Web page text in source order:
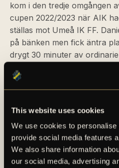
This website uses cookies
We use cookies to
provide social media features
We also share information
our social media, advertising
kom i den tredje omgången
cupen 2022/2023 när AIK
ställas mot Umeå IK FF.
på bänken men fick äntra
drygt 30 minuter av
hade kort dessförinnan
skickade Matilda Nildén in
efter att Daniella kommit in
oftast finnas med i startelvan
succé för AIK, detta då man
i överlägsen stil och
OBOS Damallsvenskan
matcher under säsongen